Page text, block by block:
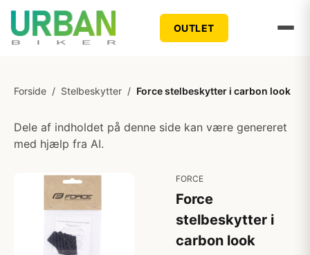
OUTLET
Forside / Stelbeskytter / Force stelbeskytter i carbon look
Dele af indholdet på denne side kan være genereret
med hjælp fra AI.
FORCE
Force
stelbeskytter i
carbon look